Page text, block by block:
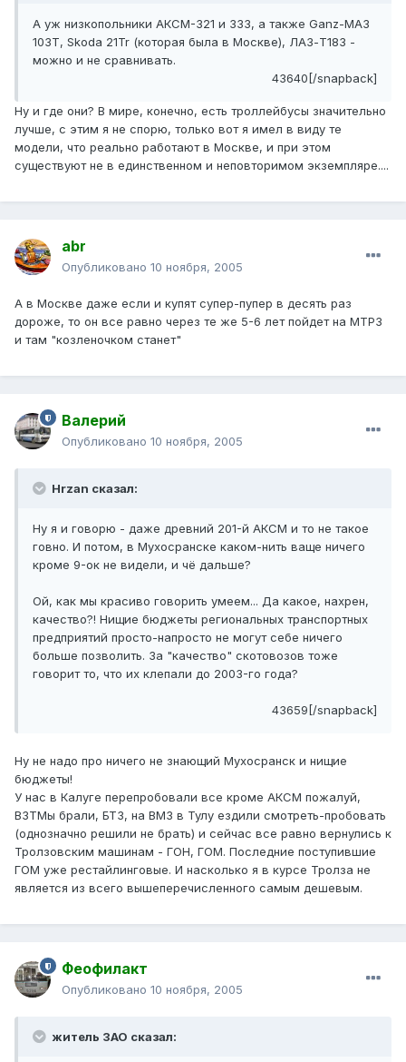
А уж низкопольники АКСМ-321 и 333, а также Ganz-МАЗ
103Т, Skoda 21Tr (которая была в Москве), ЛАЗ-Т183 -
можно и не сравнивать.
43640[/snapback]
Ну и где они? В мире, конечно, есть троллейбусы значительно
лучше, с этим я не спорю, только вот я имел в виду те
модели, что реально работают в Москве, и при этом
существуют не в единственном и неповторимом экземпляре....
abr
Опубликовано 10 ноября, 2005
А в Москве даже если и купят супер-пупер в десять раз
дороже, то он все равно через те же 5-6 лет пойдет на МТРЗ
и там "козленочком станет"
Валерий
Опубликовано 10 ноября, 2005
Hrzan сказал:
Ну я и говорю - даже древний 201-й АКСМ и то не такое
говно. И потом, в Мухосранске каком-нить ваще ничего
кроме 9-ок не видели, и чё дальше?
Ой, как мы красиво говорить умеем... Да какое, нахрен,
качество?! Нищие бюджеты региональных транспортных
предприятий просто-напросто не могут себе ничего
больше позволить. За "качество" скотовозов тоже
говорит то, что их клепали до 2003-го года?
43659[/snapback]
Ну не надо про ничего не знающий Мухосранск и нищие
бюджеты!
У нас в Калуге перепробовали все кроме АКСМ пожалуй,
ВЗТМы брали, БТЗ, на ВМЗ в Тулу ездили смотреть-пробовать
(однозначно решили не брать) и сейчас все равно вернулись к
Тролзовским машинам - ГОН, ГОМ. Последние поступившие
ГОМ уже рестайлинговые. И насколько я в курсе Тролза не
является из всего вышеперечисленного самым дешевым.
Феофилакт
Опубликовано 10 ноября, 2005
житель ЗАО сказал: